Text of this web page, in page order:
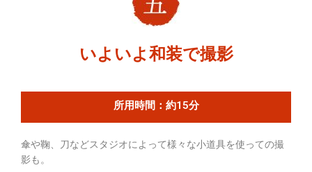
いよいよ和装で撮影
所用時間：約15分
傘や鞠、刀などスタジオによって様々な小道具を使っての撮
影も。